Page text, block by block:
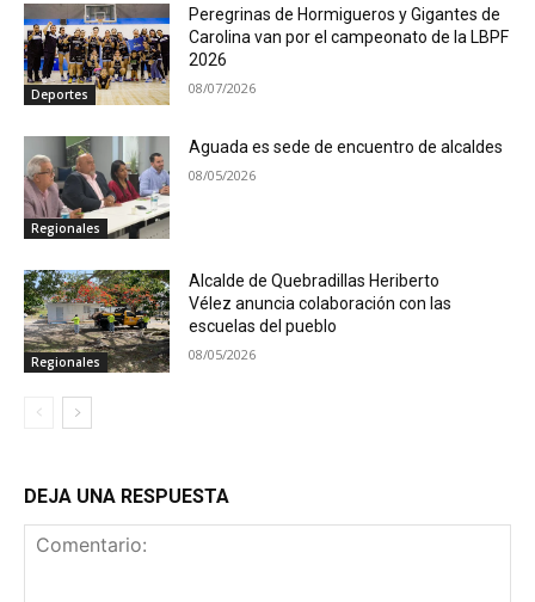
Deportes
Peregrinas de Hormigueros y Gigantes de
Carolina van por el campeonato de la LBPF
2026
08/07/2026
Regionales
Aguada es sede de encuentro de alcaldes
08/05/2026
Regionales
Alcalde de Quebradillas Heriberto
Vélez anuncia colaboración con las
escuelas del pueblo
08/05/2026
DEJA UNA RESPUESTA